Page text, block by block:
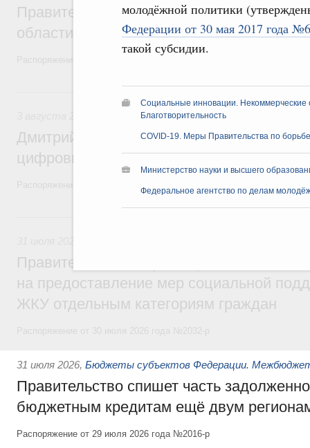
молодёжной политики
Федерации от 30 мая 2017 года
такой субсидии.
Социальные инновации. Некоммерческие
Благотворительность
COVID-19. Меры Правительства по
Министерство науки и высшего
Федеральное агентство по делам
Правительство увеличило объём
области в рамках федерального
Регулирование в сфере торговли.
Дмитрий Григоренко возглавил штаб по
цифровых платформ
Распоряжение от 25 июля 2026 года №1966-р
Правительство направит регионам
на предоставление мер социальной
ЖКУ отдельным категориям граждан
31 июля 2026, Бюджеты субъектов Федерации.
Правительство спишет часть
бюджетным кредитам ещё двум
Распоряжение от 29 июля 2026 года №2016-р